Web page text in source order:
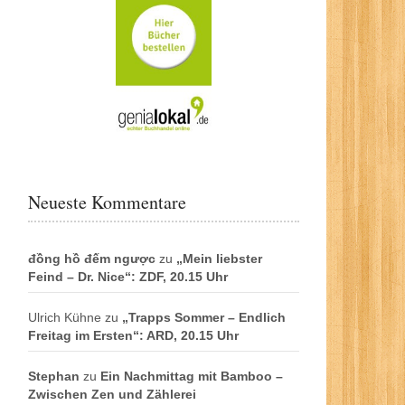
Neueste Kommentare
đồng hồ đếm ngược zu „Mein liebster
Feind – Dr. Nice“: ZDF, 20.15 Uhr
Ulrich Kühne zu „Trapps Sommer – Endlich
Freitag im Ersten“: ARD, 20.15 Uhr
Stephan zu Ein Nachmittag mit Bamboo –
Zwischen Zen und Zählerei